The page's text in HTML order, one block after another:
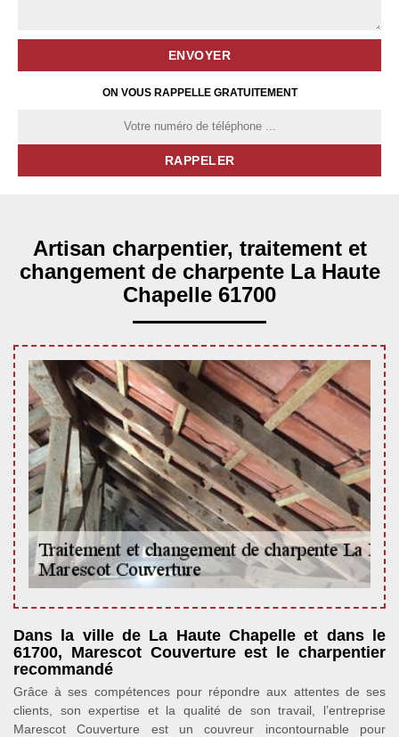
ON VOUS RAPPELLE GRATUITEMENT
Artisan charpentier, traitement et
changement de charpente La Haute
Chapelle 61700
Dans la ville de La Haute Chapelle et dans le
61700, Marescot Couverture est le charpentier
recommandé
Grâce à ses compétences pour répondre aux attentes de ses
clients, son expertise et la qualité de son travail, l’entreprise
Marescot Couverture est un couvreur incontournable pour